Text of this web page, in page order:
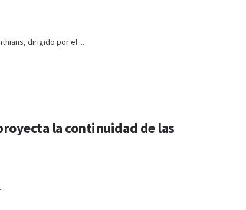
dirigido por el ...
la continuidad de las